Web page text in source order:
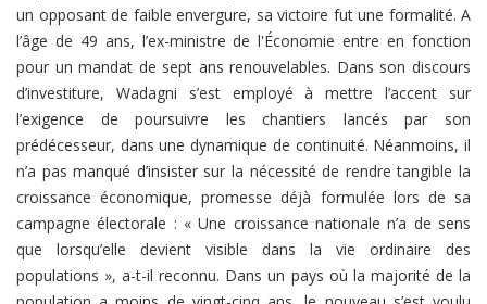
un opposant de faible envergure, sa victoire fut une formalité. A
l’âge de 49 ans, l’ex-ministre de l'Économie entre en fonction
pour un mandat de sept ans renouvelables. Dans son discours
d’investiture, Wadagni s’est employé à mettre l’accent sur
l’exigence de poursuivre les chantiers lancés par son
prédécesseur, dans une dynamique de continuité. Néanmoins, il
n’a pas manqué d’insister sur la nécessité de rendre tangible la
croissance économique, promesse déjà formulée lors de sa
campagne électorale : « Une croissance nationale n’a de sens
que lorsqu’elle devient visible dans la vie ordinaire des
populations », a-t-il reconnu. Dans un pays où la majorité de la